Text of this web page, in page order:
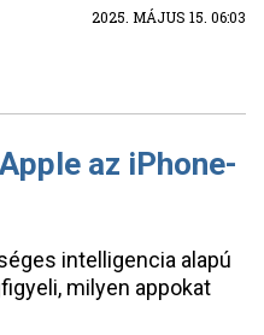
2025. MÁJUS 15. 06:03
az iPhone-
intelligencia alapú
milyen appokat